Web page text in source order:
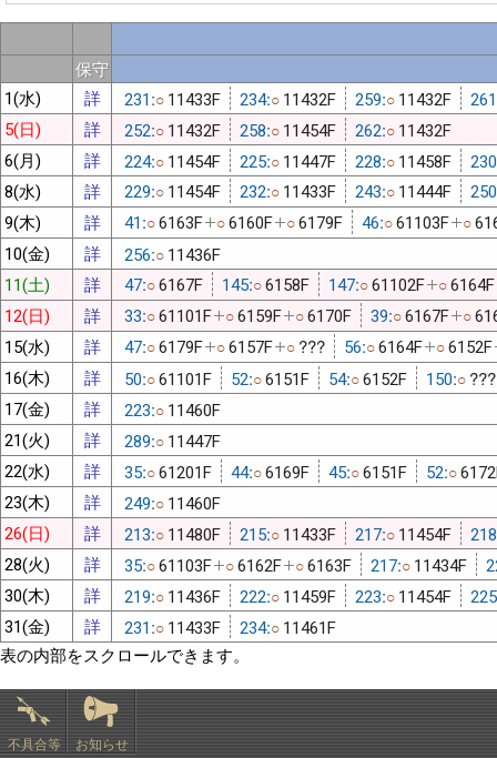
保守
1(水)
詳 231:○ 11433F 234:○ 11432F 259:○ 11432F
5(日)
詳 252:○ 11432F 258:○ 11454F 262:○ 11432F
6(月)
詳 224:○ 11454F 225:○ 11447F 228:○ 11458F
8(水)
詳 229:○ 11454F 232:○ 11433F 243:○ 11444F
9(木)
詳 41:○6163F ○6160F ○6179F 46:○61103F ○
10(金)
詳 256:○ 11436F
11(土)
詳 47:○6167F 145:○6158F 147:○61102F ○6164F
12(日)
詳 33:○61101F ○6159F ○6170F 39:○6167F ○
15(水)
詳 47:○6179F ○6157F ○ ??? 56:○6164F ○6152F
16(木)
詳 50:○61101F 52:○6151F 54:○6152F 150:○ ???
17(金)
詳 223:○ 11460F
21(火)
詳 289:○ 11447F
22(水)
詳 35:○61201F 44:○6169F 45:○6151F 52:○
23(木)
詳 249:○ 11460F
26(日)
詳 213:○ 11480F 215:○ 11433F 217:○ 11454F
28(火)
詳 35:○61103F ○6162F ○6163F 217:○ 11434F
30(木)
詳 219:○ 11436F 222:○ 11459F 223:○ 11454F
31(金)
詳 231:○ 11433F 234:○ 11461F
表の内部をスクロールできます。
不具合等 お知らせ